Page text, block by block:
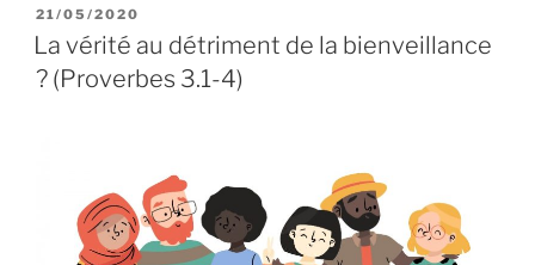
PUBLIÉ
LE
21/05/2020
La vérité au détriment de la bienveillance
? (Proverbes 3.1-4)